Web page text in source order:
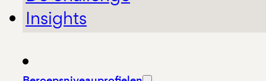
Insights